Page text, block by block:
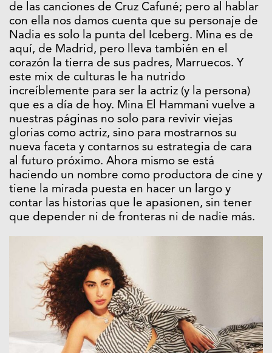
de las canciones de Cruz Cafuné; pero al hablar
con ella nos damos cuenta que su personaje de
Nadia es solo la punta del Iceberg. Mina es de
aquí, de Madrid, pero lleva también en el
corazón la tierra de sus padres, Marruecos. Y
este mix de culturas le ha nutrido
increíblemente para ser la actriz (y la persona)
que es a día de hoy. Mina El Hammani vuelve a
nuestras páginas no solo para revivir viejas
glorias como actriz, sino para mostrarnos su
nueva faceta y contarnos su estrategia de cara
al futuro próximo. Ahora mismo se está
haciendo un nombre como productora de cine y
tiene la mirada puesta en hacer un largo y
contar las historias que le apasionen, sin tener
que depender ni de fronteras ni de nadie más.